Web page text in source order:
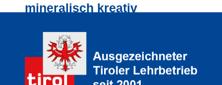
mineralisch kreativ